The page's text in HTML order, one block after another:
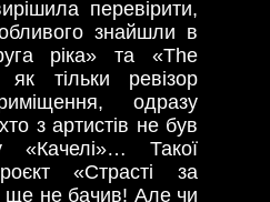
перевірити,
знайшли в
ріка» та «The
тільки ревізор
одразу
з артистів не був
«Качелі»… Такої
«Страсті за
ще не бачив! Але чи